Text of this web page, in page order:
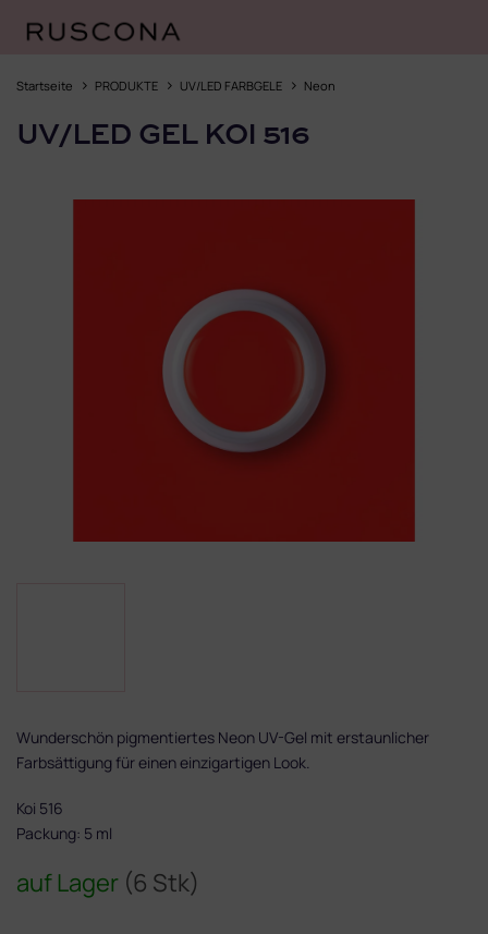
InhaltStartseite PRODUKTE UV/LED FARBGELE Neon
UV/LED GEL KOI 516
auf Lager (6 Stk)
Wunderschön pigmentiertes Neon UV-Gel mit erstaunlicher
Farbsättigung für einen einzigartigen Look.
Koi 516
Packung: 5 ml